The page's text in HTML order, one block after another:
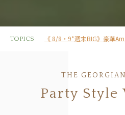
TOPICS 《 8/8・9*週末BIG》豪華
THE
Party Style